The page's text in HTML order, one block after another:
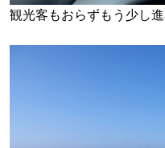
観光客もおらずもう少し